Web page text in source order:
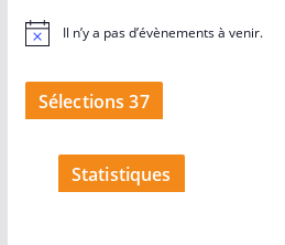
N
Il n’y a pas d’évènements à venir.
Sélections 37
Statistiques